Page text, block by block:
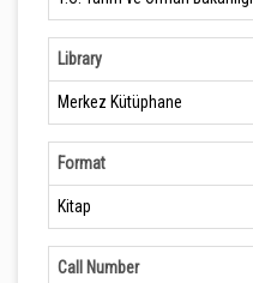
Library
Merkez Kütüphane
Format
Kitap
Call Number